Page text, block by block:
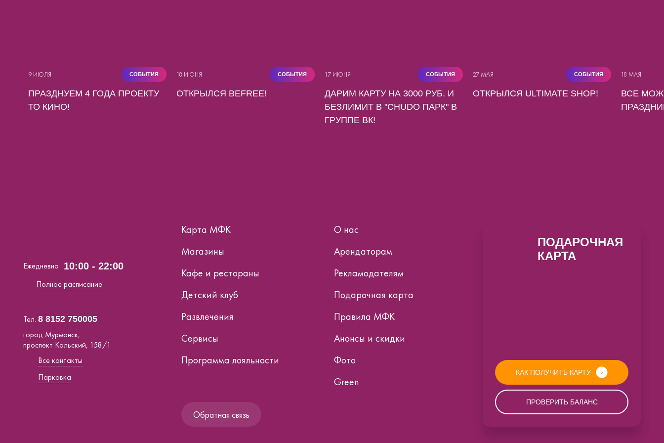
9 ИЮЛЯ СОБЫТИЯ
ПРАЗДНУЕМ 4 ГОДА ПРОЕКТУ
ТО КИНО!
18 ИЮНЯ СОБЫТИЯ
ОТКРЫЛСЯ BEFREE!
17 ИЮНЯ СОБЫТИЯ
ДАРИМ КАРТУ НА 3000 РУБ. И
БЕЗЛИМИТ В "CHUDO ПАРК" В
ГРУППЕ ВК!
27 МАЯ СОБЫТИЯ
ОТКРЫЛСЯ ULTIMATE SHOP!
18 МАЯ
ВСЕ
Ежедневно 10:00 - 22:00
Полное расписание
Тел. 8 8152 750005
город Мурманск,
проспект Кольский, 158/1
Все контакты
Парковка
Карта МФК
Магазины
Кафе и рестораны
Детский клуб
Развлечения
Сервисы
Программа лояльности
О нас
Арендаторам
Рекламодателям
Подарочная карта
Правила МФК
Анонсы и скидки
Фото
Green
Обратная связь
ПОДАРОЧНАЯ
КАРТА
КАК ПОЛУЧИТЬ КАРТУ
ПРОВЕРИТЬ БАЛАНС